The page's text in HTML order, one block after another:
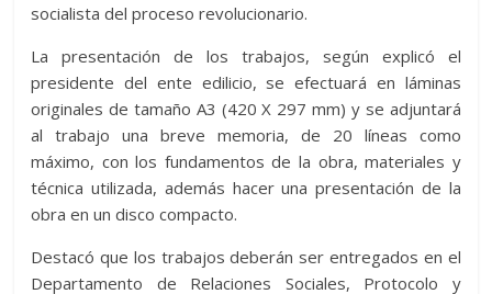
socialista del proceso revolucionario.
La presentación de los trabajos, según explicó el
presidente del ente edilicio, se efectuará en láminas
originales de tamaño A3 (420 X 297 mm) y se adjuntará
al trabajo una breve memoria, de 20 líneas como
máximo, con los fundamentos de la obra, materiales y
técnica utilizada, además hacer una presentación de la
obra en un disco compacto.
Destacó que los trabajos deberán ser entregados en el
Departamento de Relaciones Sociales, Protocolo y